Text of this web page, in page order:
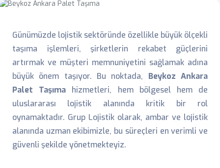
Günümüzde lojistik sektöründe özellikle büyük ölçekli
taşıma işlemleri, şirketlerin rekabet güçlerini
artırmak ve müşteri memnuniyetini sağlamak adına
büyük önem taşıyor. Bu noktada, Beykoz Ankara
Palet Taşıma hizmetleri, hem bölgesel hem de
uluslararası lojistik alanında kritik bir rol
oynamaktadır. Grup Lojistik olarak, ambar ve lojistik
alanında uzman ekibimizle, bu süreçleri en verimli ve
güvenli şekilde yönetmekteyiz.